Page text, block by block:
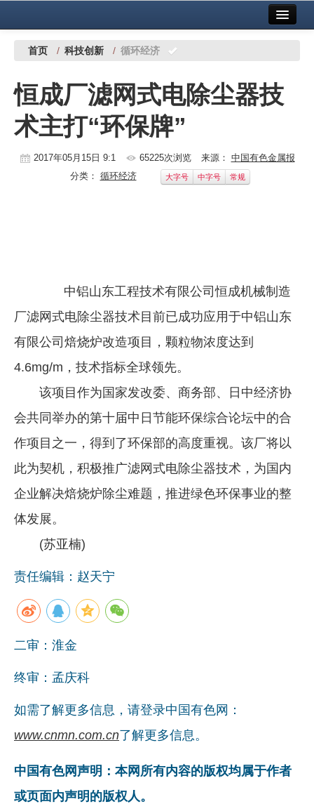
中国有色金属报社主办 广告服务
铜镍铅锌
铝
稀有稀土
企业文化
《资源再生》杂志
行情报价
数字报
首页 / 科技创新 / 循环经济
恒成厂滤网式电除尘器技
术主打“环保牌”
2017年05月15日 9:1 65225次浏览 来源： 中国有色金属报
分类： 循环经济 大字号 中字号 常规
中铝山东工程技术有限公司恒成机械制造
厂滤网式电除尘器技术目前已成功应用于中铝山东
有限公司焙烧炉改造项目，颗粒物浓度达到
4.6mg/m，技术指标全球领先。
该项目作为国家发改委、商务部、日中经济协
会共同举办的第十届中日节能环保综合论坛中的合
作项目之一，得到了环保部的高度重视。该厂将以
此为契机，积极推广滤网式电除尘器技术，为国内
企业解决焙烧炉除尘难题，推进绿色环保事业的整
体发展。
(苏亚楠)
责任编辑：赵天宁
二审：淮金
终审：孟庆科
如需了解更多信息，请登录中国有色网：
www.cnmn.com.cn了解更多信息。
中国有色网声明：本网所有内容的版权均属于作者
或页面内声明的版权人。